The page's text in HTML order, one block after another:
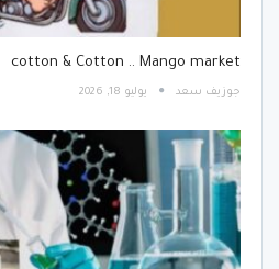
cotton & Cotton .. Mango market
جوزيف سعد يوليو 18, 2026